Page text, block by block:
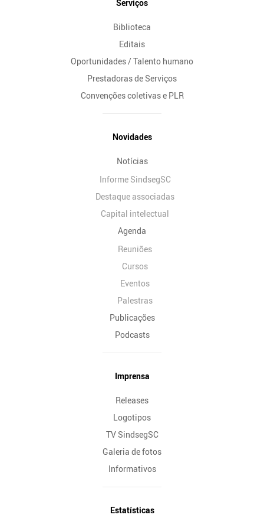
Serviços
Biblioteca
Editais
Oportunidades / Talento humano
Prestadoras de Serviços
Convenções coletivas e PLR
Novidades
Notícias
Informe SindsegSC
Destaque associadas
Capital intelectual
Agenda
Reuniões
Cursos
Eventos
Palestras
Publicações
Podcasts
Imprensa
Releases
Logotipos
TV SindsegSC
Galeria de fotos
Informativos
Estatísticas